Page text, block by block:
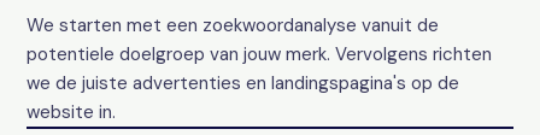
We starten met een zoekwoordanalyse vanuit de
potentiele doelgroep van jouw merk. Vervolgens richten
we de juiste advertenties en landingspagina's op de
website in.